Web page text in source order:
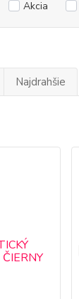
Akcia
Najdrahšie